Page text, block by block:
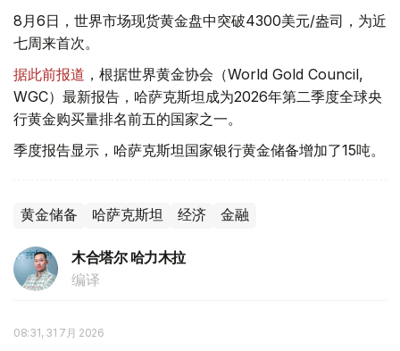
8月6日，世界市场现货黄金盘中突破4300美元/盎司，为近
七周来首次。
据此前报道 ，根据世界黄金协会（World Gold Council,
WGC）最新报告，哈萨克斯坦成为2026年第二季度全球央
行黄金购买量排名前五的国家之一。
季度报告显示，哈萨克斯坦国家银行黄金储备增加了15吨。
黄金储备 哈萨克斯坦 经济 金融
木合塔尔 哈力木拉
编译
08:31, 31 7月 2026